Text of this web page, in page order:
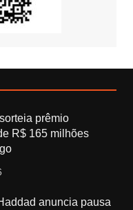
prêmio
R$ 165 milhões
anuncia pausa